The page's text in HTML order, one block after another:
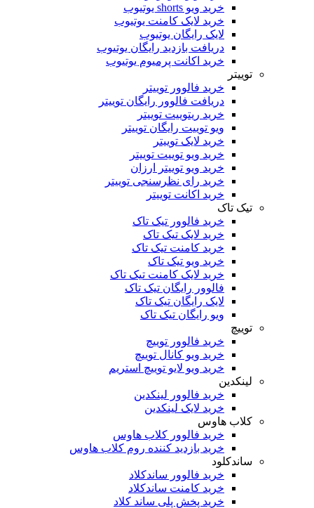
خرید ویو shorts یوتیوب
خرید لایک کامنت یوتیوب
لایک رایگان یوتیوب
دریافت بازدید رایگان یوتیوب
خرید اکانت پرمیوم یوتیوب
توییتر
خرید فالوور توییتر
دریافت فالوور رایگان توییتر
خرید ریتوییت توییتر
ویو توییت رایگان توییتر
خرید لایک توییتر
خرید ویو توییت توییتر
خرید ویو توییتر ارزان
خرید رای نظرسنجی توییتر
خرید اکانت توییتر
تیک تاک
خرید فالوور تیک تاک
خرید لایک تیک تاک
خرید کامنت تیک ‌تاک
خرید ویو تیک تاک
خرید لایک کامنت تیک تاک
فالوور رایگان تیک تاک
لایک رایگان تیک تاک
ویو رایگان تیک تاک
توییچ
خرید فالوور توییچ
خرید ویو کانال توییچ
خرید ویو لایو توییچ استریم
لینکدین
خرید فالوور لینکدین
خرید لایک لینکدین
کلاب هاوس
خرید فالوور کلاب هاوس
خرید بازدید کننده روم کلاب هاوس
ساندکلود
خرید فالوور ساندکلاد
خرید کامنت ساندکلاد
خرید پخش پلی ساند کلاد